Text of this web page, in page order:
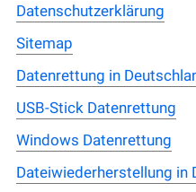
Datenschutzerklärung
Sitemap
Datenrettung in
USB-Stick Datenrettung
Windows Datenrettung
Dateiwiederherstellung in